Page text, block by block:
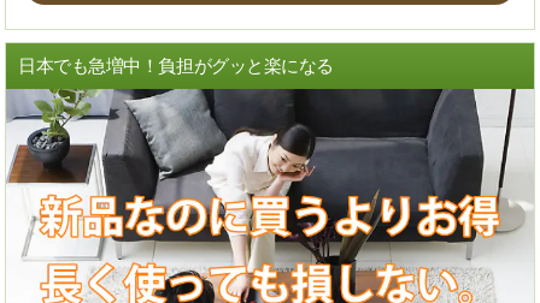
日本でも急増中！負担がグッと楽になる